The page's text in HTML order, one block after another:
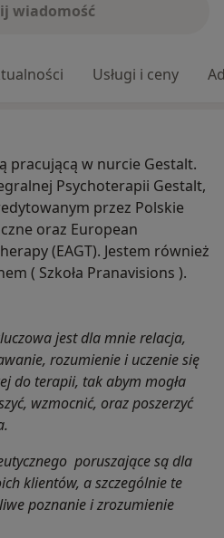
wiadomość
Usługi i ceny
pracującą w nurcie Gestalt.
Psychoterapii Gestalt,
przez Polskie
oraz European
(EAGT). Jestem również
( Szkoła Pranavisions ).
jest dla mnie relacja,
rozumienie i uczenie się
do terapii, tak abym mogła
wzmocnić, oraz poszerzyć
poruszające są dla
klientów, a szczególnie te
poznanie i zrozumienie